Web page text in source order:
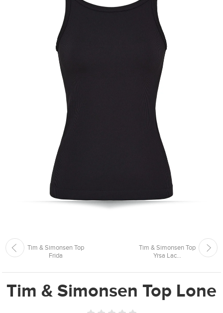
Tim & Simonsen Top
Frida
Tim & Simonsen Top
Yrsa Lac...
Tim & Simonsen Top Lone